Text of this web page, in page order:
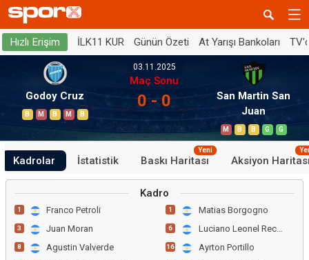
Hızlı Erişim İLK11 KUR Günün Özeti At Yarışı Bankoları
Godoy Cruz
B M B M B
03.11.2025
Maç Sonu
0 - 0
San Martin San
Juan
M B B G G
Kadrolar İstatistik Baskı Haritası
Yeni
Aksiyon
Kadro
1 Franco Petroli
3 Juan Moran
8 Agustin Valverde
1 Matias Borgogno
6 Luciano Leonel Recalde
16 Ayrton Portillo